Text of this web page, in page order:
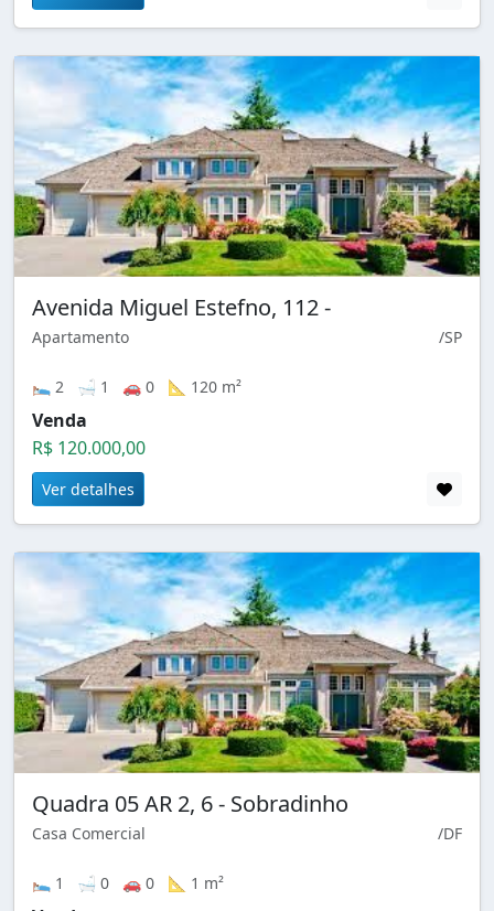
Avenida Miguel Estefno, 112 -
Apartamento /SP
🛌 2 🛁 1 🚗 0 📐 120 m²
Venda
R$ 120.000,00
Ver detalhes
Quadra 05 AR 2, 6 - Sobradinho
Casa Comercial /DF
🛌 1 🛁 0 🚗 0 📐 1 m²